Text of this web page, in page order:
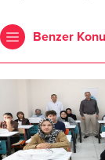
Benzer